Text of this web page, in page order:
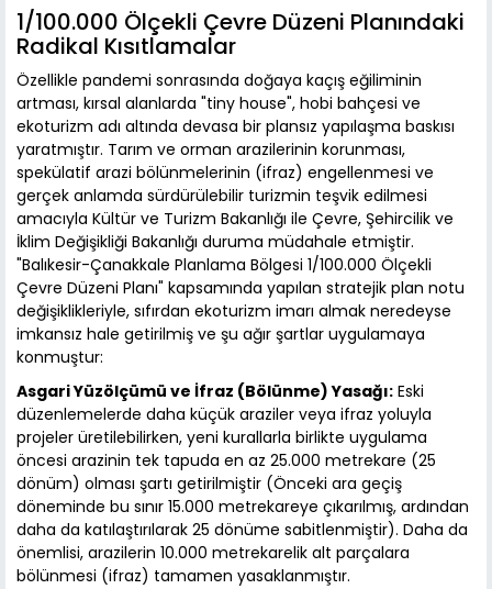
1/100.000 Ölçekli Çevre Düzeni Planındaki
Radikal Kısıtlamalar
Özellikle pandemi sonrasında doğaya kaçış eğiliminin
artması, kırsal alanlarda "tiny house", hobi bahçesi ve
ekoturizm adı altında devasa bir plansız yapılaşma baskısı
yaratmıştır. Tarım ve orman arazilerinin korunması,
spekülatif arazi bölünmelerinin (ifraz) engellenmesi ve
gerçek anlamda sürdürülebilir turizmin teşvik edilmesi
amacıyla Kültür ve Turizm Bakanlığı ile Çevre, Şehircilik ve
İklim Değişikliği Bakanlığı duruma müdahale etmiştir.
"Balıkesir-Çanakkale Planlama Bölgesi 1/100.000 Ölçekli
Çevre Düzeni Planı" kapsamında yapılan stratejik plan notu
değişiklikleriyle, sıfırdan ekoturizm imarı almak neredeyse
imkansız hale getirilmiş ve şu ağır şartlar uygulamaya
konmuştur:
Asgari Yüzölçümü ve İfraz (Bölünme) Yasağı: Eski
düzenlemelerde daha küçük araziler veya ifraz yoluyla
projeler üretilebilirken, yeni kurallarla birlikte uygulama
öncesi arazinin tek tapuda en az 25.000 metrekare (25
dönüm) olması şartı getirilmiştir (Önceki ara geçiş
döneminde bu sınır 15.000 metrekareye çıkarılmış, ardından
daha da katılaştırılarak 25 dönüme sabitlenmiştir). Daha da
önemlisi, arazilerin 10.000 metrekarelik alt parçalara
bölünmesi (ifraz) tamamen yasaklanmıştır.